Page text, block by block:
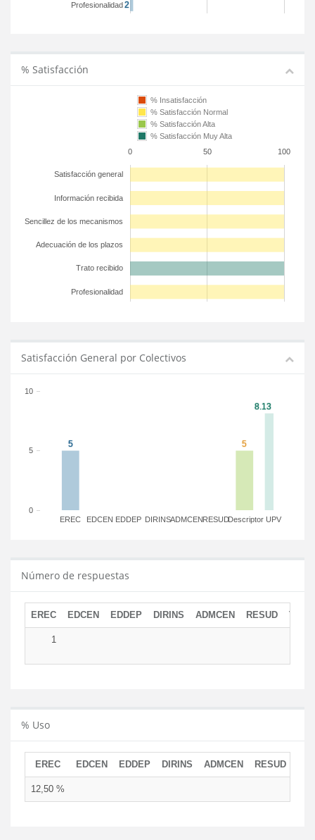
Profesionalidad
% Satisfacción
0 50 100
Satisfacción general
Información recibida
Sencillez de los mecanismos
Adecuación de los plazos
Trato recibido
Profesionalidad
% Insatisfacción
% Satisfacción Normal
% Satisfacción Alta
% Satisfacción Muy Alta
Satisfacción General por Colectivos
EREC EDCEN EDDEP DIRINSADMCENRESUDDescriptor UPV
0
5
10
Número de respuestas
EREC EDCEN EDDEP DIRINS ADMCEN RESUD
1
% Uso
EREC EDCEN EDDEP DIRINS ADMCEN RESUD
12,50 %